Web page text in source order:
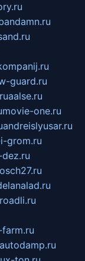
guard.ru
aalse.ru
movie-one.ru
andreislyusar.ru
grom.ru
roadli.ru
autodamp.ru